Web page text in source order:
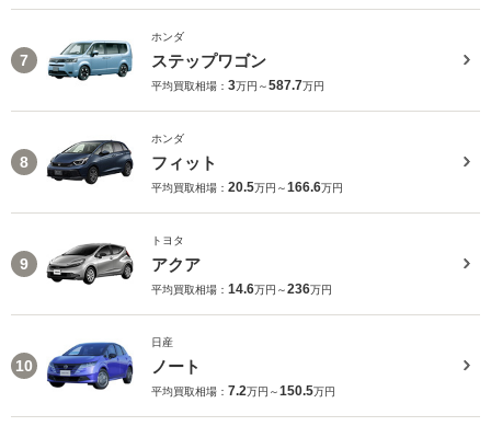
7
ホンダ
ステップワゴン
平均買取相場： 3万円～587.7万円
8
ホンダ
フィット
平均買取相場： 20.5万円～166.6万円
9
トヨタ
アクア
平均買取相場： 14.6万円～236万円
10
日産
ノート
平均買取相場： 7.2万円～150.5万円